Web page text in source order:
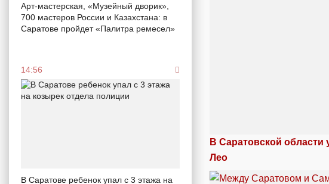
Арт-мастерская, «Музейный дворик»,
700 мастеров России и Казахстана: в
Саратове пройдет «Палитра ремесел»
14:56
В Саратове ребенок упал с 3 этажа на
В Саратовской
Лео